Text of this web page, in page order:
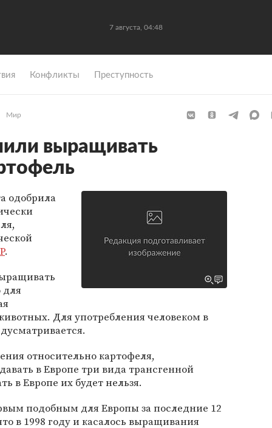
7 августа, 04:48
Конфликты Преступность
Мир
выращивать
одобрила
.
для
Для употребления человеком в
относительно картофеля,
в Европе три вида трансгенной
в Европе их будет нельзя.
подобным для Европы за последние 12
в 1998 году и касалось выращивания